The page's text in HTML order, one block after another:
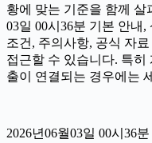
황에 맞는 기준을 함께 살
03일 00시36분 기본 안내
조건, 주의사항, 공식 자
접근할 수 있습니다. 특히
출이 연결되는 경우에는
2026년06월03일 00시36